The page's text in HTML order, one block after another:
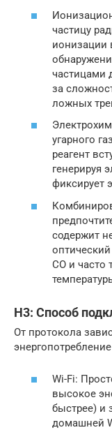
частицу
ионизации
частицами
за
ложных
угарного
реагент
генерируя
фиксирует
содержит
CO и
H3: Способ
От протокола
Wi-Fi:
высокое
быстрее) и
домашней